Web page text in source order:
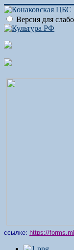
Версия для
ссылке: https://